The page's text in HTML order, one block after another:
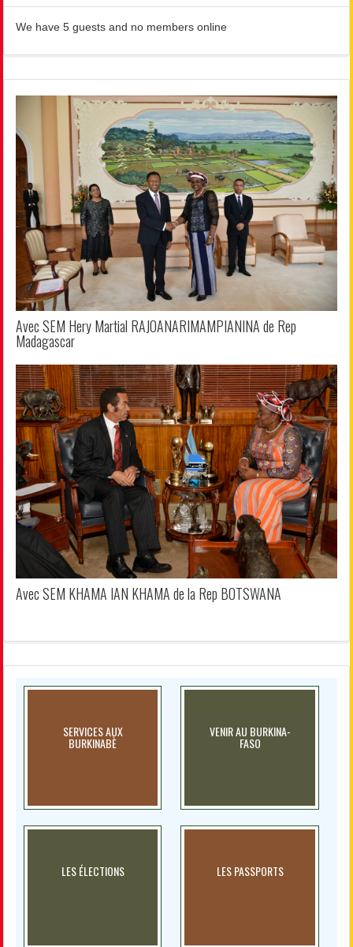
We have 5 guests and no members online
Avec SEM Hery Martial RAJOANARIMAMPIANINA de Rep
Madagascar
Avec SEM KHAMA IAN KHAMA de la Rep BOTSWANA
SERVICES AUX
BURKINABÈ
VENIR AU BURKINA-
FASO
LES ÉLECTIONS LES PASSPORTS